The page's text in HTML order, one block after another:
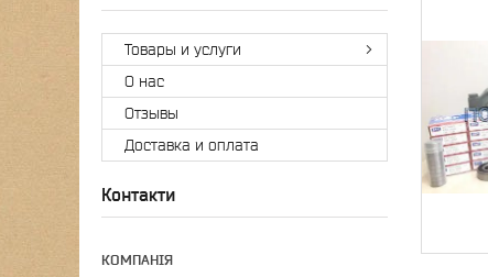
Товары и услуги
О нас
Отзывы
Доставка и оплата
Контакти